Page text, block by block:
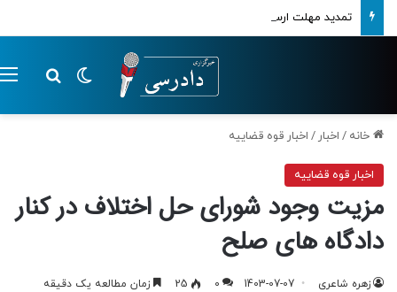
تمدید مهلت ارسال اظهارنامه‌های مالیاتی تا پایان تابستان 1405
تغییر پوسته
خانه / اخبار / اخبار قوه قضاییه
اخبار قوه قضاییه
مزیت وجود شورای حل اختلاف در کنار
دادگاه های صلح
زهره شاعری 1403-07-07
0
25 زمان مطالعه یک دقیقه